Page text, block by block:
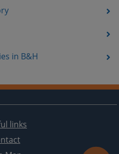
in B&H
links